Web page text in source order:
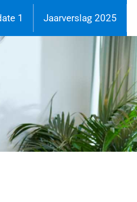
1 Jaarverslag 2025